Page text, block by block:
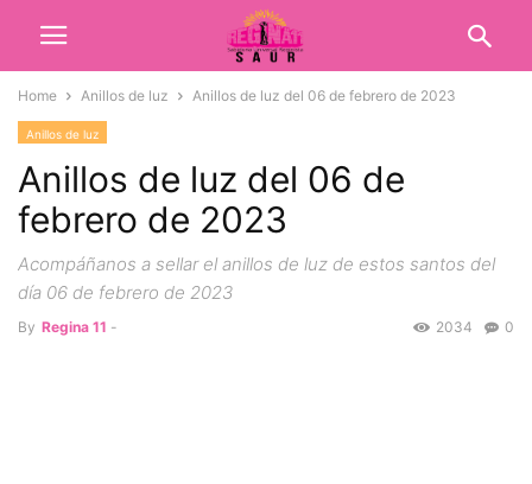
Home Anillos de luz Anillos de luz del 06 de febrero de 2023
Anillos de luz
Anillos de luz del 06 de
febrero de 2023
Acompáñanos a sellar el anillos de luz de estos santos del
día 06 de febrero de 2023
By Regina 11 - 0
2034